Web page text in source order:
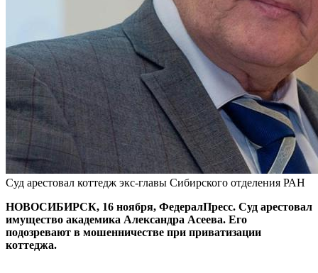
Суд арестовал коттедж экс-главы Сибирского отделения РАН
НОВОСИБИРСК, 16 ноября, ФедералПресс. Суд арестовал
имущество академика Александра Асеева. Его
подозревают в мошенничестве при приватизации
коттеджа.